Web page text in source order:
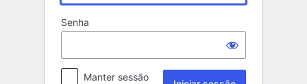
Senha
Manter sessão